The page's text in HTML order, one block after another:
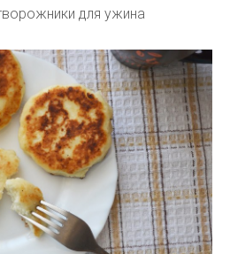
для ужина